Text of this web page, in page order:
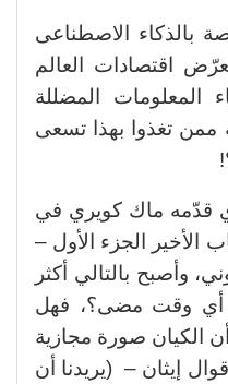
بالذكاء الاصطناعى
اقتصادات العالم
المعلومات المضللة
ممن تغذوا بهذا تسعى
قدّمه ماك كويري في
الأخير الجزء الأول –
وأصبح بالتالي أكثر
أي وقت مضى؟، فهل
الكيان صورة مجازية
إيثان – (يريدنا أن